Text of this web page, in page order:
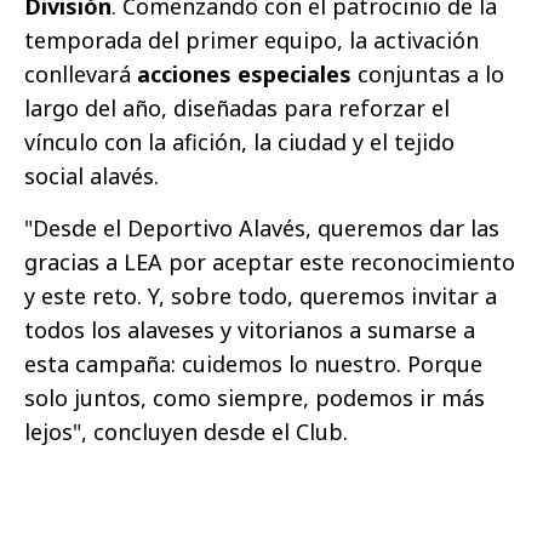
temporada del primer equipo, la activación
conllevará acciones especiales conjuntas a lo
largo del año, diseñadas para reforzar el
vínculo con la afición, la ciudad y el tejido
social alavés.
"Desde el Deportivo Alavés, queremos dar las
gracias a LEA por aceptar este reconocimiento
y este reto. Y, sobre todo, queremos invitar a
todos los alaveses y vitorianos a sumarse a
esta campaña: cuidemos lo nuestro. Porque
solo juntos, como siempre, podemos ir más
lejos", concluyen desde el Club.